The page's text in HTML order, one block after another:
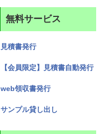
無料サービス
見積書発行
【会員限定】見積書自動発行
web領収書発行
サンプル貸し出し